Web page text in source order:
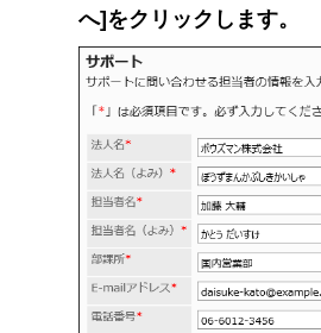
へ]をクリックします。